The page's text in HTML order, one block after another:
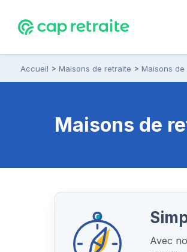
Accueil Maisons de retraite Maisons
Maisons de
Avec